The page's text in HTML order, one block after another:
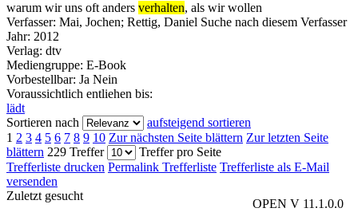
warum wir uns oft anders verhalten, als wir wollen
Verfasser: Mai, Jochen; Rettig, Daniel Suche nach diesem Verfasser
Jahr: 2012
Verlag: dtv
Mediengruppe: E-Book
Vorbestellbar: Ja Nein
Voraussichtlich entliehen bis:
lädt
Sortieren nach
aufsteigend sortieren
1 2 3 4 5 6 7 8 9 10 Zur nächsten Seite blättern Zur letzten Seite
blättern 229 Treffer
Treffer pro Seite
Trefferliste drucken Permalink Trefferliste Trefferliste als E-Mail
versenden
OPEN V 11.1.0.0
Zuletzt gesucht